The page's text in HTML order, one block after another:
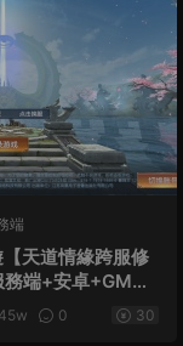
端
天道情緣跨服修
端+安卓+GM授
0 30